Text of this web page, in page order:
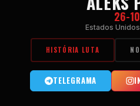
26-
Estados Unidos
HISTÓRIA LUTA
TELEGRAMA